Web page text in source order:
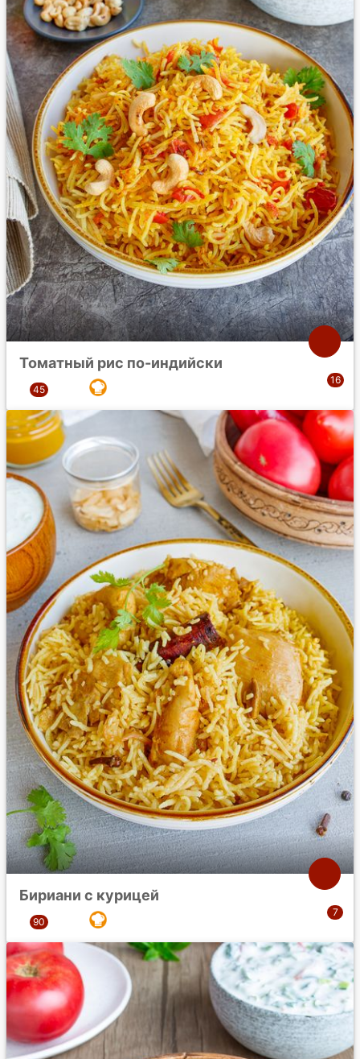
Томатный рис по-индийски
Бириани с курицей